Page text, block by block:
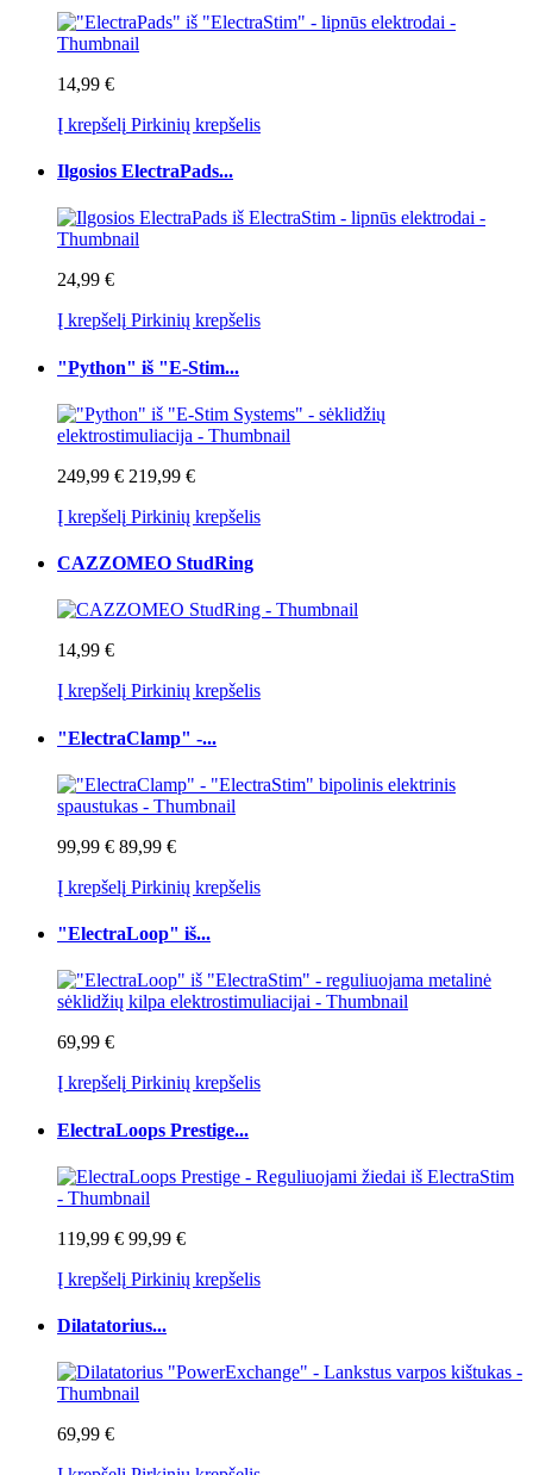
14,99 €
Į krepšelį Pirkinių krepšelis
Ilgosios ElectraPads...
24,99 €
Į krepšelį Pirkinių krepšelis
"Python" iš "E-Stim...
249,99 € 219,99 €
Į krepšelį Pirkinių krepšelis
CAZZOMEO StudRing
14,99 €
Į krepšelį Pirkinių krepšelis
"ElectraClamp" -...
99,99 € 89,99 €
Į krepšelį Pirkinių krepšelis
"ElectraLoop" iš...
69,99 €
Į krepšelį Pirkinių krepšelis
ElectraLoops Prestige...
119,99 € 99,99 €
Į krepšelį Pirkinių krepšelis
Dilatatorius...
69,99 €